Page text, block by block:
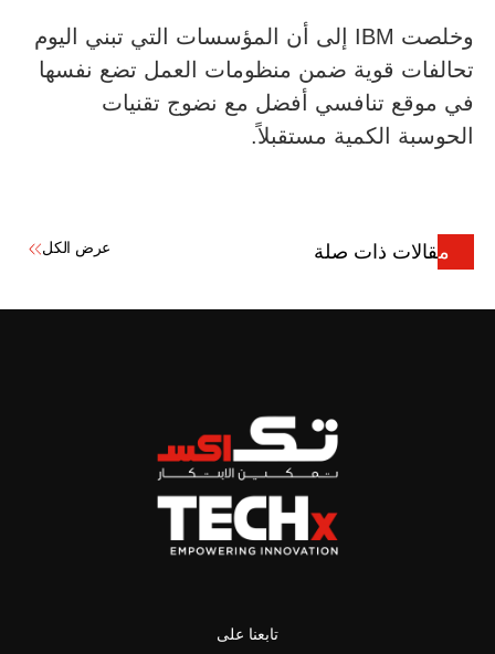
وخلصت IBM إلى أن المؤسسات التي تبني اليوم
تحالفات قوية ضمن منظومات العمل تضع نفسها
في موقع تنافسي أفضل مع نضوج تقنيات
الحوسبة الكمية مستقبلاً.
مقالات ذات صلة عرض الكل
تابعنا على